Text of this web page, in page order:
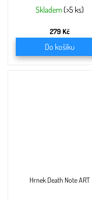
Skladem (>5 ks)
279 Kč
Do košíku
Hrnek Death Note ART